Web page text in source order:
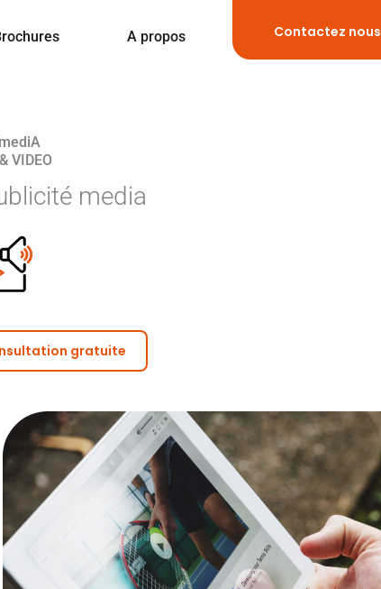
A propos Contactez nous
VIDEO
media
gratuite